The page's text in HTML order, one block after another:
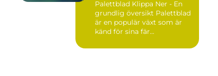
Palettblad Klippa Ner - En
grundlig översikt Palettblad
är en populär växt som är
känd för sina fär...